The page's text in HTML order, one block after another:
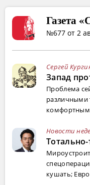
Газета
№677 от 2
Сергей
Запад
Проблема
различными
Новости
кушать;